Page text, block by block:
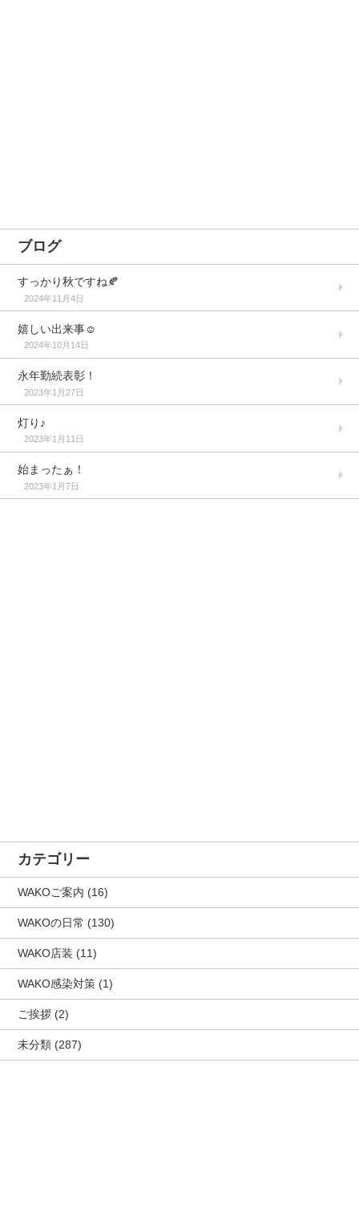
ブログ
すっかり秋ですね🍂
2024年11月4日
嬉しい出来事☺️
2024年10月14日
永年勤続表彰！
2023年1月27日
灯り♪
2023年1月11日
始まったぁ！
2023年1月7日
カテゴリー
WAKOご案内 (16)
WAKOの日常 (130)
WAKO店装 (11)
WAKO感染対策 (1)
ご挨拶 (2)
未分類 (287)